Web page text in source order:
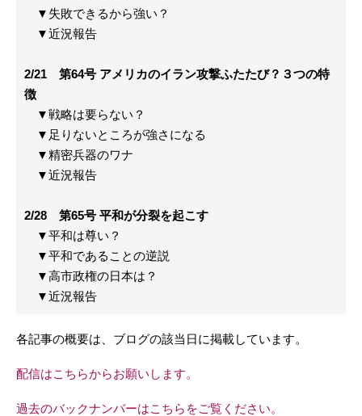
▼失敗できるから強い？
▼近況報告
2/21 第64号 アメリカのイラン攻撃ふたたび？３つの特
徴
▼戦略は要らない？
▼足りないところが強さになる
▼精密兵器のワナ
▼近況報告
2/28 第65号 平和が分裂を起こす
▼平和は尊い？
▼平和であることの逆説
▼高市政権の日本は？
▼近況報告
各記事の概要は、ブログの該当日に掲載しています。
配信はこちらからお願いします。
過去のバックナンバーはこちらをご覧ください。